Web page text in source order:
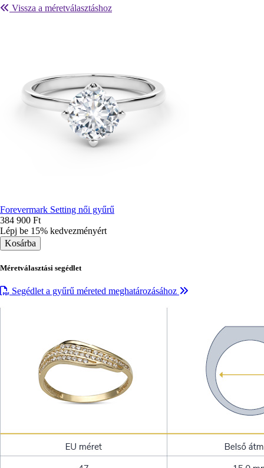
Vissza a méretválasztáshoz
Forevermark Setting női gyűrű
384 900 Ft
Lépj be 15% kedvezményért
Méretválasztási segédlet
Segédlet a gyűrű méreted meghatározásához